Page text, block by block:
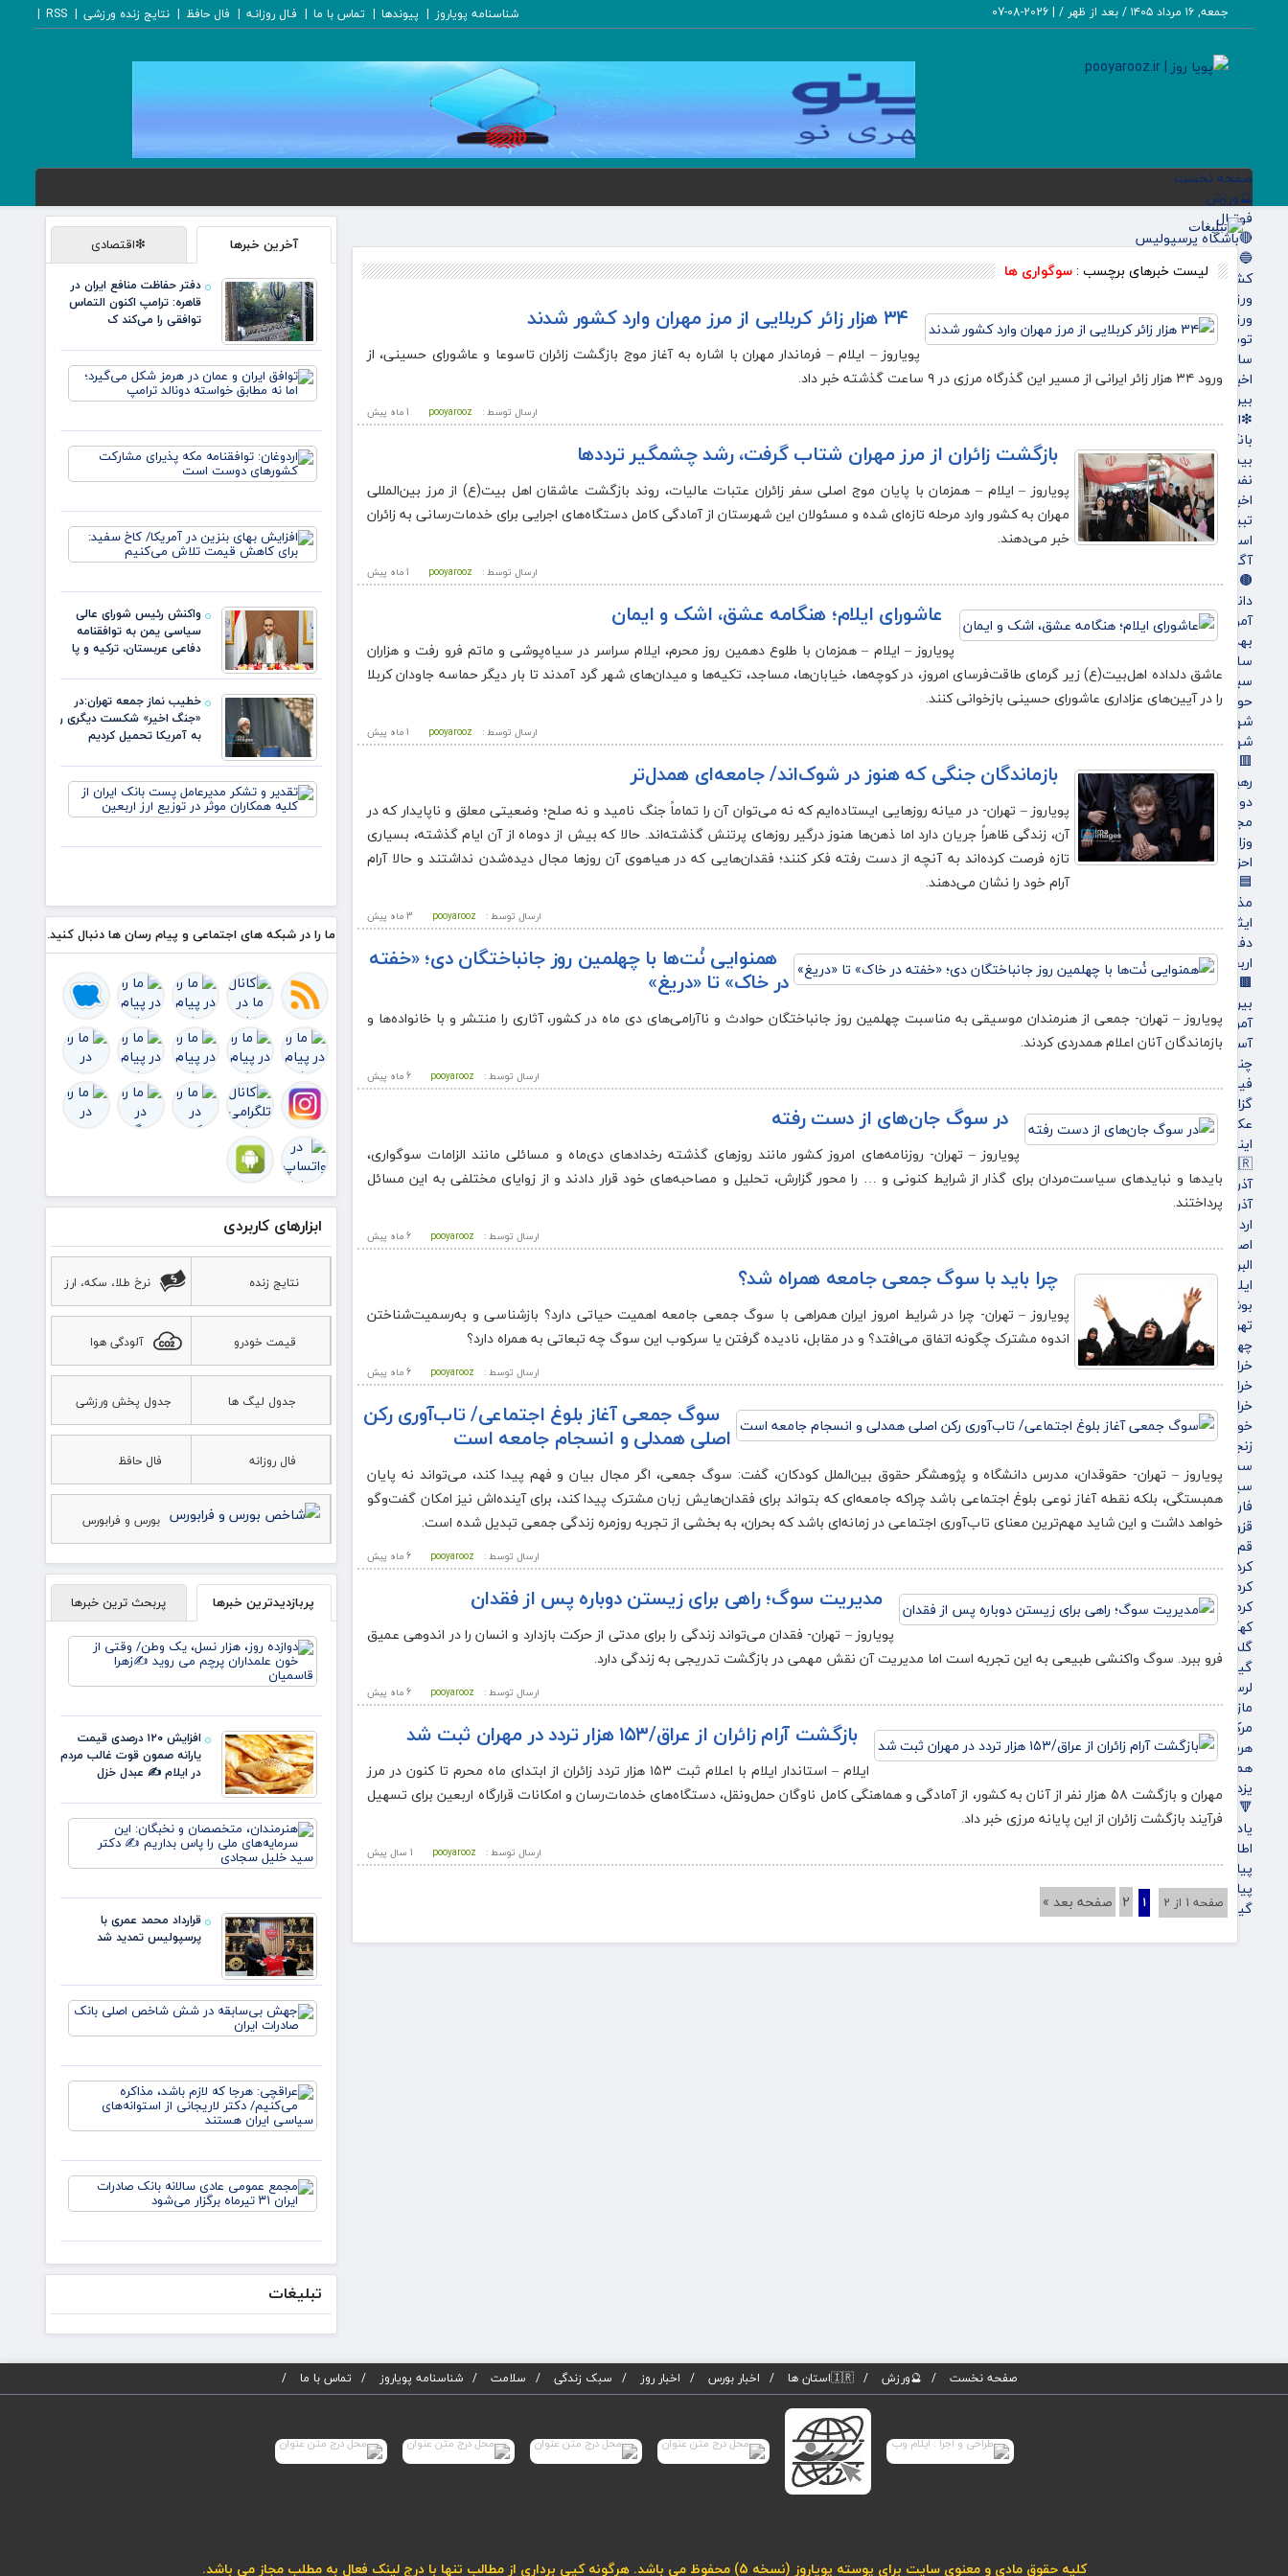
جمعه, ۱۶ مرداد ۱۴۰۵ / بعد از ظهر / |
2026-08-07 شناسنامه پویاروز پیوندها تماس با ما فـال روزانـه فال حافظ نتایج زنده ورزشی RSS
صفحه نخست
🔮ورزش
فوتبال
🔴باشگاه پرسپولیس
🔵باشگاه استقلال
کشتی و وزنه‌برداری
ورزشهای رزمی
ورزش زنان
توپ و تور
سایر حوزه ها
اخبار روز
بین الملل
❇اقتصادی
بانک ها
بیمه ها
نفت و انرژی
اخبار بورس
تبیلغات
استخدام
آگهی های دولتی
🟤جامعه
دانشگاه
آموزش و پرورش
بهداشت و درمان
سلامت
سبک زندگی
حوادث، انتظامی
شهرداری و شورای شهر
شهری و رفاهی
🟥سیاسی
رهبر انقلاب
دولت
مجلس
وزارت امور خارجه
احزاب و تشکلها
🟦فرهنگ و هنر
مذهبی
ایثار و شهادت
دفاع مقدس
اربعین
🟫جهان
بین الملل
آمریکا و اروپاه
آسیای غربی
چندرسانه‌ای
فیلم
گزارش تصویری
عکس
اینفوگرافی
🇮🇷استان ها
آذربایجان شرقی
آذربایجان غربی
اردبیل
اصفهان
البرز
ایلام
بوشهر
تهران
چهارمحال و بختیاری
خراسان جنوبی
خراسان رضوی
خراسان شمالی
خوزستان
زنجان
سمنان
سیستان و بلوچستان
فارس
قزوین
قم
کردستان
کرمان
کرمانشاه
کهگیلویه و بویراحمد
گلستان
گیلان
لرستان
مازندران
مرکزی
هرمزگان
همدان
یزد
🔻پویاروز
یادداشت پویاروز
اطلاعیه
پیام تبریک پویاروز
پیام تسلیت پویاروز
گیشه روزنامه ها
لیست خبرهای برچسب :سوگواری ها
۳۴ هزار زائر کربلایی از مرز مهران وارد کشور شدند
پویاروز – ایلام – فرماندار مهران با اشاره به آغاز موج بازگشت زائران تاسوعا و عاشورای حسینی، از
ورود ۳۴ هزار زائر ایرانی از مسیر این گذرگاه مرزی در ۹ ساعت گذشته خبر داد.
1 ماه پيش ارسال توسط : pooyarooz
بازگشت زائران از مرز مهران شتاب گرفت، رشد چشمگیر ترددها
پویاروز – ایلام – همزمان با پایان موج اصلی سفر زائران عتبات عالیات، روند بازگشت عاشقان اهل بیت(ع) از مرز بین‌المللی
مهران به کشور وارد مرحله تازه‌ای شده و مسئولان این شهرستان از آمادگی کامل دستگاه‌های اجرایی برای خدمات‌رسانی به زائران
خبر می‌دهند.
1 ماه پيش ارسال توسط : pooyarooz
عاشورای ایلام؛ هنگامه‌ عشق، اشک و ایمان
پویاروز – ایلام – همزمان با طلوع دهمین روز محرم، ایلام سراسر در سیاه‌پوشی و ماتم فرو رفت و هزاران
عاشق دلداده اهل‌بیت(ع) زیر گرمای طاقت‌فرسای امروز، در کوچه‌ها، خیابان‌ها، مساجد، تکیه‌ها و میدان‌های شهر گرد آمدند تا بار دیگر حماسه جاودان کربلا
را در آیین‌های عزاداری عاشورای حسینی بازخوانی کنند.
1 ماه پيش ارسال توسط : pooyarooz
بازماندگان جنگی که هنوز در شوک‌اند/ جامعه‌ای همدل‌تر
پویاروز – تهران- در میانه روزهایی ایستاده‌ایم که نه می‌توان آن را تماماً جنگ نامید و نه صلح؛ وضعیتی معلق و ناپایدار که در
آن، زندگی ظاهراً جریان دارد اما ذهن‌ها هنوز درگیر روزهای پرتنش گذشته‌اند. حالا که بیش از دوماه از آن ایام گذشته، بسیاری
تازه فرصت کرده‌اند به آنچه از دست رفته فکر کنند؛ فقدان‌هایی که در هیاهوی آن روزها مجال دیده‌شدن نداشتند و حالا آرام‌
آرام خود را نشان می‌دهند.
3 ماه پيش ارسال توسط : pooyarooz
همنوایی نُت‌ها با چهلمین روز جانباختگان دی؛ «خفته
در خاک» تا «دریغ»
پویاروز – تهران- جمعی از هنرمندان موسیقی به مناسبت چهلمین روز جانباختگان حوادث و ناآرامی‌های دی ماه در کشور، آثاری را منتشر و با خانواده‌ها و
بازماندگان آنان اعلام همدردی کردند.
6 ماه پيش ارسال توسط : pooyarooz
در سوگ جان‌های از دست رفته
پویاروز – تهران- روزنامه‌های امروز کشور مانند روزهای گذشته رخدادهای دی‌ماه و مسائلی مانند الزامات سوگواری،
بایدها و نبایدهای سیاست‌مردان برای گذار از شرایط کنونی و … را محور گزارش‌، تحلیل‌ و مصاحبه‌های خود قرار دادند و از زوایای مختلفی به این مسائل
پرداختند.
6 ماه پيش ارسال توسط : pooyarooz
چرا باید با سوگ جمعی جامعه همراه شد؟
پویاروز – تهران- چرا در شرایط امروز ایران همراهی با سوگ جمعی جامعه اهمیت حیاتی دارد؟ بازشناسی و به‌رسمیت‌شناختن
اندوه مشترک چگونه اتفاق می‌افتد؟ و در مقابل، نادیده گرفتن یا سرکوب این سوگ چه تبعاتی به همراه دارد؟
6 ماه پيش ارسال توسط : pooyarooz
سوگ جمعی آغاز بلوغ اجتماعی/ تاب‌آوری رکن
اصلی همدلی و انسجام جامعه است
پویاروز – تهران- حقوقدان، مدرس دانشگاه و پژوهشگر حقوق بین‌الملل کودکان، گفت:‌ سوگ جمعی، اگر مجال بیان و فهم پیدا کند، می‌تواند نه پایان
همبستگی، بلکه نقطه آغاز نوعی بلوغ اجتماعی باشد چراکه جامعه‌ای که بتواند برای فقدان‌هایش زبان مشترک پیدا کند، برای آینده‌اش نیز امکان گفت‌وگو
خواهد داشت و این شاید مهم‌ترین معنای تاب‌آوری اجتماعی در زمانه‌ای باشد که بحران، به بخشی از تجربه روزمره زندگی جمعی تبدیل شده است.
6 ماه پيش ارسال توسط : pooyarooz
مدیریت سوگ؛ راهی برای زیستن دوباره پس از فقدان
پویاروز – تهران- فقدان می‌تواند زندگی را برای مدتی از حرکت بازدارد و انسان را در اندوهی عمیق
فرو ببرد. سوگ واکنشی طبیعی به این تجربه است اما مدیریت آن نقش مهمی در بازگشت تدریجی به زندگی دارد.
6 ماه پيش ارسال توسط : pooyarooz
بازگشت آرام زائران از عراق/۱۵۳ هزار تردد در مهران ثبت شد
ایلام – استاندار ایلام با اعلام ثبت ۱۵۳ هزار تردد زائران از ابتدای ماه محرم تا کنون در مرز
مهران و بازگشت ۵۸ هزار نفر از آنان به کشور، از آمادگی و هماهنگی کامل ناوگان حمل‌ونقل، دستگاه‌های خدمات‌رسان و امکانات قرارگاه اربعین برای تسهیل
فرآیند بازگشت زائران از این پایانه مرزی خبر داد.
1 سال پيش ارسال توسط : pooyarooz
صفحه 1 از 2 1
2 صفحه بعد »
آخرین خبرها ❇اقتصادی
دفتر حفاظت منافع ایران در
قاهره: ترامپ اکنون التماس
توافقی را می‌کند ک
واکنش رئیس شورای عالی
سیاسی یمن به توافقنامه
دفاعی عربستان، ترکیه و پا
خطیب نماز جمعه تهران:در
«جنگ اخیر» شکست دیگری را
به آمریکا تحمیل کردیم
موثر در
ما را در شبکه های اجتماعی و پیام رسان ها دنبال کنید.
ابزارهای کاربردی
نتایج زنده نرخ طلا، سکه، ارز
قیمت خودرو آلودگی هوا
جدول لیگ ها جدول پخش ورزشی
فال روزانه فال حافظ
بورس و فرابورس
پربازدیدترین خبرها پربحث ترین خبرها
افزایش ۱۲۰ درصدی قیمت
یارانه صمون قوت غالب مردم
در ایلام ✍️ عبدل خزل
قرارداد محمد عمری با
پرسپولیس تمدید شد
صادرات
می‌شود
تبلیغات
صفحه نخست 🔮ورزش 🇮🇷استان ها اخبار بورس اخبار روز سبک زندگی سلامت شناسنامه پویاروز تماس با ما
کلیه حقوق مادی و معنوی سایت برای پوسته پویاروز (نسخه 5) محفوظ می باشد. هرگونه کپی برداری از مطالب تنها با درج لینک فعال به مطلب مجاز می باشد.